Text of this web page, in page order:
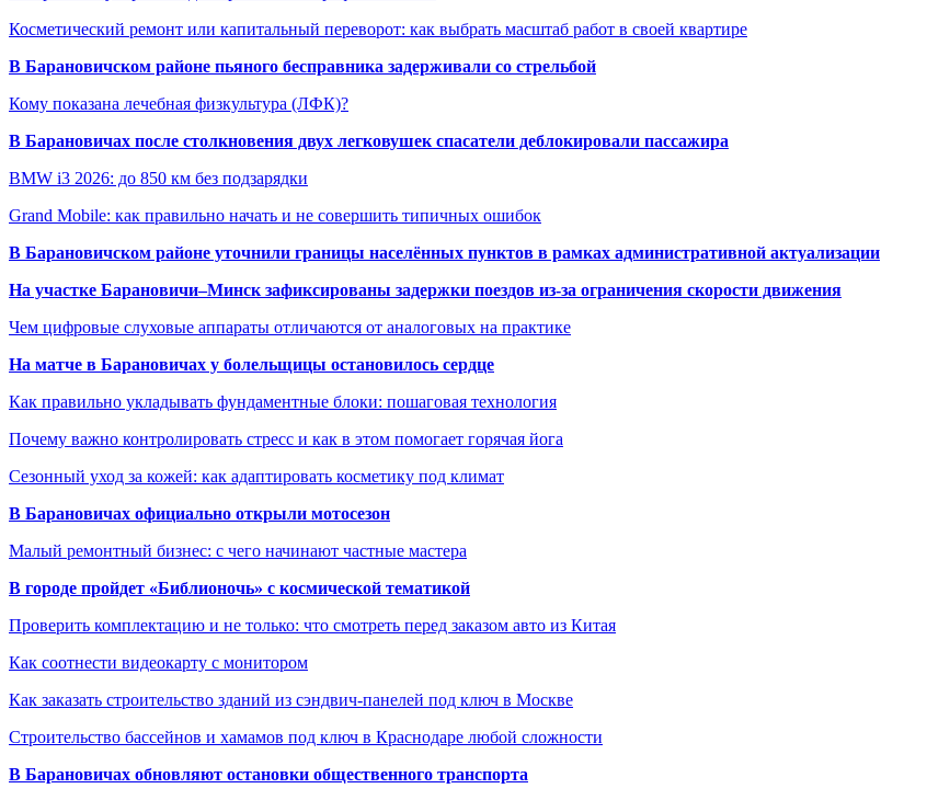
Косметический ремонт или капитальный переворот: как выбрать масштаб работ в своей квартире
В Барановичском районе пьяного бесправника задерживали со стрельбой
Кому показана лечебная физкультура (ЛФК)?
В Барановичах после столкновения двух легковушек спасатели деблокировали пассажира
BMW i3 2026: до 850 км без подзарядки
Grand Mobile: как правильно начать и не совершить типичных ошибок
В Барановичском районе уточнили границы населённых пунктов в рамках административной актуализации
На участке Барановичи–Минск зафиксированы задержки поездов из-за ограничения скорости движения
Чем цифровые слуховые аппараты отличаются от аналоговых на практике
На матче в Барановичах у болельщицы остановилось сердце
Как правильно укладывать фундаментные блоки: пошаговая технология
Почему важно контролировать стресс и как в этом помогает горячая йога
Сезонный уход за кожей: как адаптировать косметику под климат
В Барановичах официально открыли мотосезон
Малый ремонтный бизнес: с чего начинают частные мастера
В городе пройдет «Библионочь» с космической тематикой
Проверить комплектацию и не только: что смотреть перед заказом авто из Китая
Как соотнести видеокарту с монитором
Как заказать строительство зданий из сэндвич-панелей под ключ в Москве
Строительство бассейнов и хамамов под ключ в Краснодаре любой сложности
В Барановичах обновляют остановки общественного транспорта